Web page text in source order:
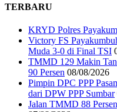
TERBARU
KRYD Polres
Victory FS
Muda 3-0 di Final TSI
TMMD 129 Makin
90 Persen 08/08/2026
Pimpin DPC PPP
dari DPW PPP Sumbar
Jalan TMMD 88